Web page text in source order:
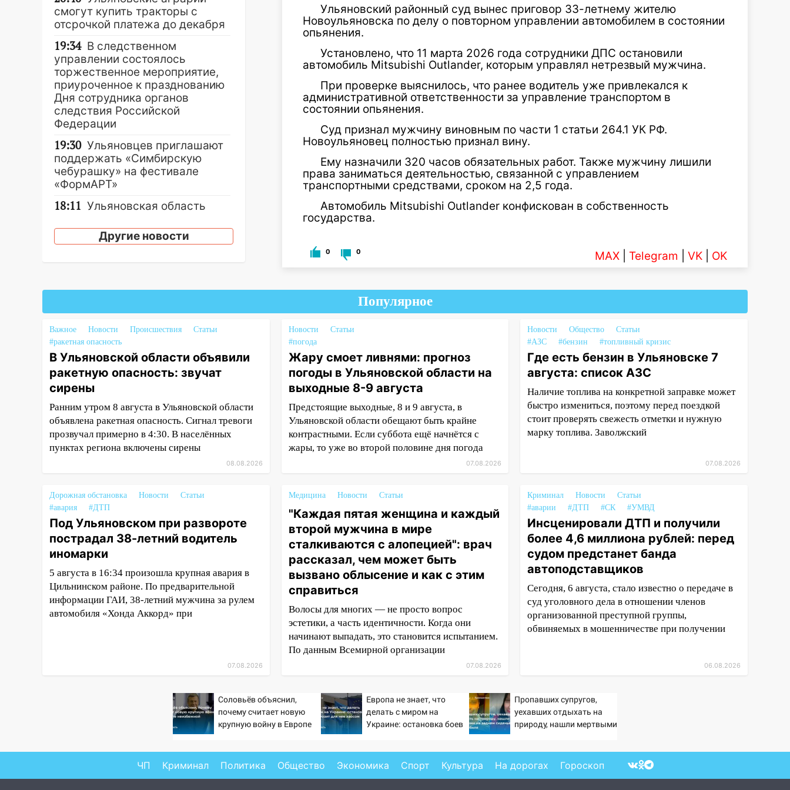
Ульяновский районный суд вынес приговор 33-летнему жителю
Новоульяновска по делу о повторном управлении автомобилем в состоянии
опьянения.
Установлено, что 11 марта 2026 года сотрудники ДПС остановили
автомобиль Mitsubishi Outlander, которым управлял нетрезвый мужчина.
При проверке выяснилось, что ранее водитель уже привлекался к
административной ответственности за управление транспортом в
состоянии опьянения.
Суд признал мужчину виновным по части 1 статьи 264.1 УК РФ.
Новоульяновец полностью признал вину.
Ему назначили 320 часов обязательных работ. Также мужчину лишили
права заниматься деятельностью, связанной с управлением
транспортными средствами, сроком на 2,5 года.
Автомобиль Mitsubishi Outlander конфискован в собственность
государства.
0 0 MAX Telegram VK OK
смогут купить тракторы с
отсрочкой платежа до декабря
19:34 В следственном
управлении состоялось
торжественное мероприятие,
приуроченное к празднованию
Дня сотрудника органов
следствия Российской
Федерации
19:30 Ульяновцев приглашают
поддержать «Симбирскую
чебурашку» на фестивале
«ФормАРТ»
18:11 Ульяновская область
проекта «Культурное
долголетие»
больницы поступили шесть
16:51
В Чердаклинском районе
ремонтируют дороги, ставят
остановки и проводят новое
освещение
16:35 В Ульяновске установили
ещё девять бункеров для
крупногабаритного мусора
16:26 В Ульяновске бесплатно
покажут матч «Волги» под
госуниверситете разработают
отечественный прибор для
цифровой ПЦР
15:47 Ульяновцы могут
вернуть деньги за абонементы
закрывшегося фитнес-клуба
«Рекорд-Fitness»
15:34 После вмешательства
прокуратуры в селах
В Кузоватово после
прокурорской проверки
обновили разметку на
пешеходных переходах
На проспекте Гая в
Другие новости
Популярное
Важное Новости Происшествия
Статьи
#ракетная опасность
В Ульяновской области объявили
ракетную опасность: звучат
сирены
Ранним утром 8 августа в Ульяновской области
объявлена ракетная опасность. Сигнал тревоги
прозвучал примерно в 4:30. В населённых
пунктах региона включены сирены
08.08.2026
Новости
Статьи
#погода
Жару смоет ливнями: прогноз
погоды в Ульяновской области на
выходные 8-9 августа
Предстоящие выходные, 8 и 9 августа, в
Ульяновской области обещают быть крайне
контрастными. Если суббота ещё начнётся с
жары, то уже во второй половине дня погода
07.08.2026
Новости Общество
Статьи
#АЗС
#бензин #топливный кризис
Где есть бензин в Ульяновске 7
августа: список АЗС
Наличие топлива на конкретной заправке может
быстро измениться, поэтому перед поездкой
стоит проверять свежесть отметки и нужную
марку топлива. Заволжский
07.08.2026
Дорожная обстановка Новости
Статьи
#авария
#ДТП
Под Ульяновском при развороте
пострадал 38-летний водитель
иномарки
5 августа в 16:34 произошла крупная авария в
Цильнинском районе. По предварительной
информации ГАИ, 38-летний мужчина за рулем
автомобиля «Хонда Аккорд» при
07.08.2026
Медицина Новости Статьи
"Каждая пятая женщина и каждый
второй мужчина в мире
сталкиваются с алопецией": врач
рассказал, чем может быть
вызвано облысение и как с этим
справиться
Волосы для многих — не просто вопрос
эстетики, а часть идентичности. Когда они
начинают выпадать, это становится испытанием.
По данным Всемирной организации
07.08.2026
Криминал Новости
Статьи
#аварии
#ДТП #СК #УМВД
Инсценировали ДТП и получили
более 4,6 миллиона рублей: перед
судом предстанет банда
автоподставщиков
Сегодня, 6 августа, стало известно о передаче в
суд уголовного дела в отношении членов
организованной преступной группы,
обвиняемых в мошенничестве при получении
06.08.2026
Соловьёв объяснил,
почему считает новую
крупную войну в Европе
Европа не знает, что
делать с миром на
Украине: остановка боев
Пропавших супругов,
уехавших отдыхать на
природу, нашли мертвыми
ЧП Криминал Политика Общество Экономика Спорт Культура На дорогах Гороскоп